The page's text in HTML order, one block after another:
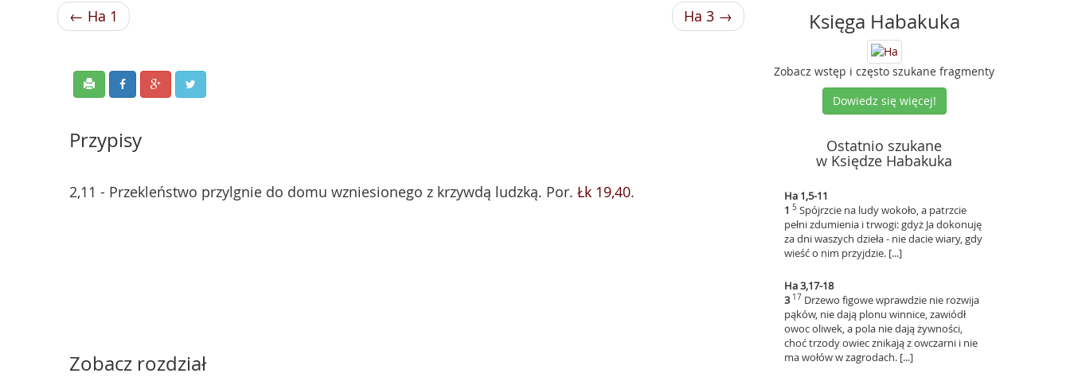
← Ha 1 Ha 3 →
Przypisy
2,11 - Przekleństwo przylgnie do domu wzniesionego z krzywdą ludzką. Por. Łk 19,40.
Zobacz rozdział
Księga Habakuka
Zobacz wstęp i często szukane fragmenty
Dowiedz się więcej!
Ostatnio szukane
w Księdze Habakuka
Ha 1,5-11
1 5 Spójrzcie na ludy wokoło, a patrzcie
pełni zdumienia i trwogi: gdyż Ja dokonuję
za dni waszych dzieła - nie dacie wiary, gdy
wieść o nim przyjdzie. [...]
Ha 3,17-18
317 Drzewo figowe wprawdzie nie rozwija
pąków, nie dają plonu winnice, zawiódł
owoc oliwek, a pola nie dają żywności,
choć trzody owiec znikają z owczarni i nie
ma wołów w zagrodach. [...]